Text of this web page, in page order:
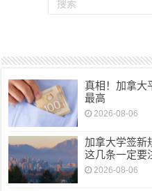
真相！加拿大
最高
2026-08-06
加拿大学签新
这几条一定要
2026-08-06